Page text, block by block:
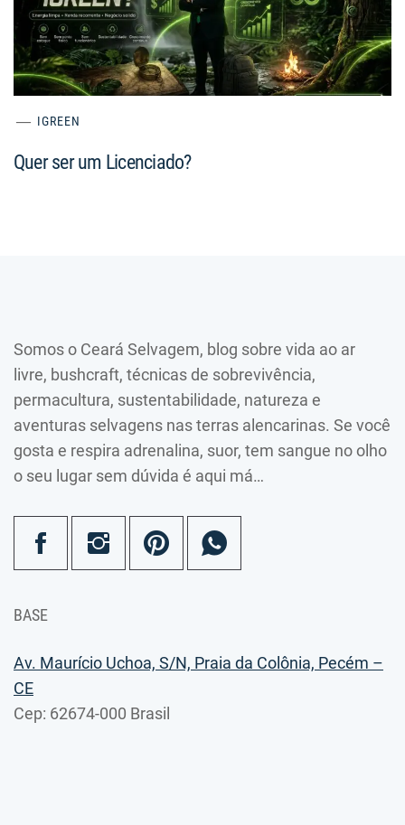
IGREEN
Quer ser um Licenciado?
Somos o Ceará Selvagem, blog sobre vida ao ar
livre, bushcraft, técnicas de sobrevivência,
permacultura, sustentabilidade, natureza e
aventuras selvagens nas terras alencarinas. Se você
gosta e respira adrenalina, suor, tem sangue no olho
o seu lugar sem dúvida é aqui má…
BASE
Av. Maurício Uchoa, S/N, Praia da Colônia, Pecém –
CE
Cep: 62674-000 Brasil